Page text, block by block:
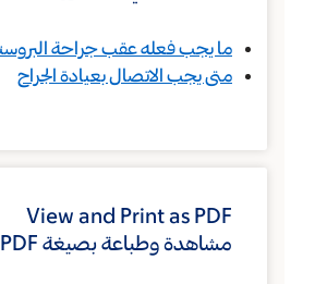
ما يجب فعله عقب جراحة البروستاتا
متى يجب الاتصال بعيادة الجراح
View and Print as PDF
مشاهدة وطباعة بصيغة PDF